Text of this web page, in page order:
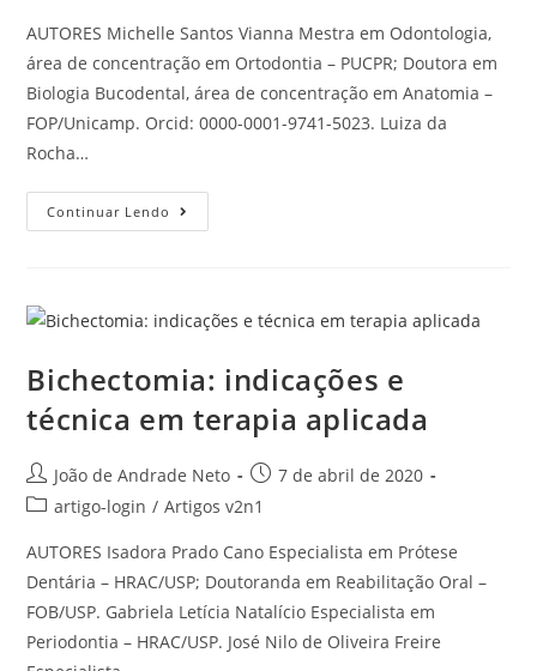
AUTORES Michelle Santos Vianna Mestra em Odontologia,
área de concentração em Ortodontia – PUCPR; Doutora em
Biologia Bucodental, área de concentração em Anatomia –
FOP/Unicamp. Orcid: 0000-0001-9741-5023. Luiza da
Rocha…
Continuar Lendo
Bichectomia: indicações e
técnica em terapia aplicada
João de Andrade Neto
7 de abril de 2020
artigo-login / Artigos v2n1
AUTORES Isadora Prado Cano Especialista em Prótese
Dentária – HRAC/USP; Doutoranda em Reabilitação Oral –
FOB/USP. Gabriela Letícia Natalício Especialista em
Periodontia – HRAC/USP. José Nilo de Oliveira Freire